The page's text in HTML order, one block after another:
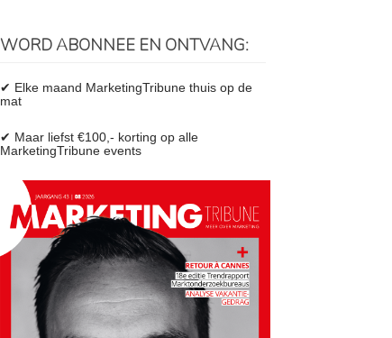
WORD ABONNEE EN ONTVANG:
✔ Elke maand MarketingTribune thuis op de
mat
✔ Maar liefst €100,- korting op alle
MarketingTribune events